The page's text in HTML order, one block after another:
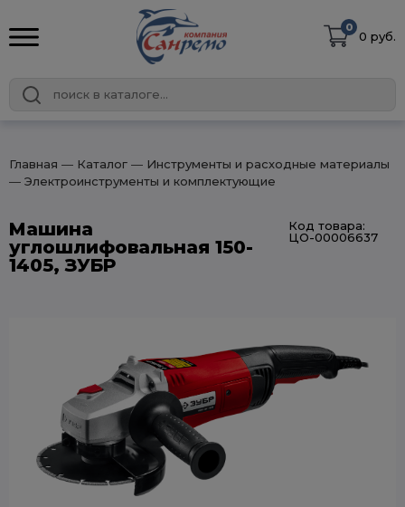
0
0 руб.
Главная ― Каталог ― Инструменты и расходные материалы
― Электроинструменты и комплектующие
Машина
углошлифовальная 150-
1405, ЗУБР
Код товара:
ЦО-00006637